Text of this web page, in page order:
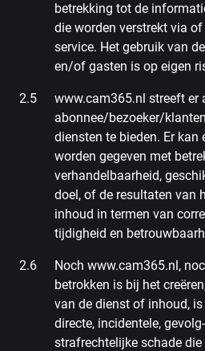
betrekking tot de
die worden verstrekt via
service. Het gebruik van
en/of gasten is op eigen
www.cam365.nl streeft er
abonnee/bezoeker/
diensten te bieden. Er kan
worden gegeven met
verhandelbaarheid,
doel, of de resultaten van
inhoud in termen van
tijdigheid en
Noch www.cam365.nl,
betrokken is bij het
van de dienst of inhoud,
directe, incidentele,
strafrechtelijke schade